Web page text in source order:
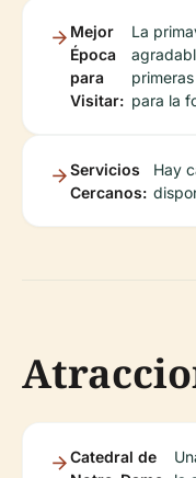
Mejor
Época
para
Visitar:
La
para la
Servicios
Cercanos:
Hay
Catedral de